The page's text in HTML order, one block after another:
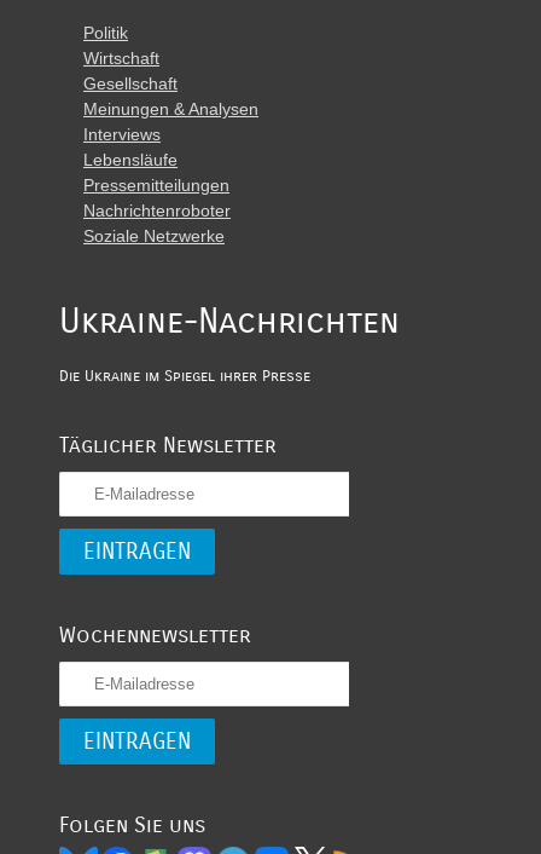
Politik
Wirtschaft
Gesellschaft
Meinungen & Analysen
Interviews
Lebensläufe
Pressemitteilungen
Nachrichtenroboter
Soziale Netzwerke
Ukraine-Nachrichten
Die Ukraine im Spiegel ihrer Presse
Täglicher Newsletter
Wochennewsletter
Folgen Sie uns